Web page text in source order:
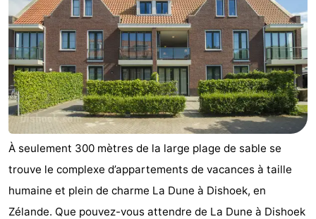
golf
Sportive
Equitation
Conduite
de
l'anneau
Boire
et
manger
Événements
Pratiques
Forum
Route
-
À seulement 300 mètres de la large plage de sable se
trouve le complexe d’appartements de vacances à taille
humaine et plein de charme La Dune à Dishoek, en
Zélande. Que pouvez-vous attendre de La Dune à Dishoek